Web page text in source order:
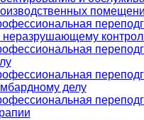
неразрушающему
делу